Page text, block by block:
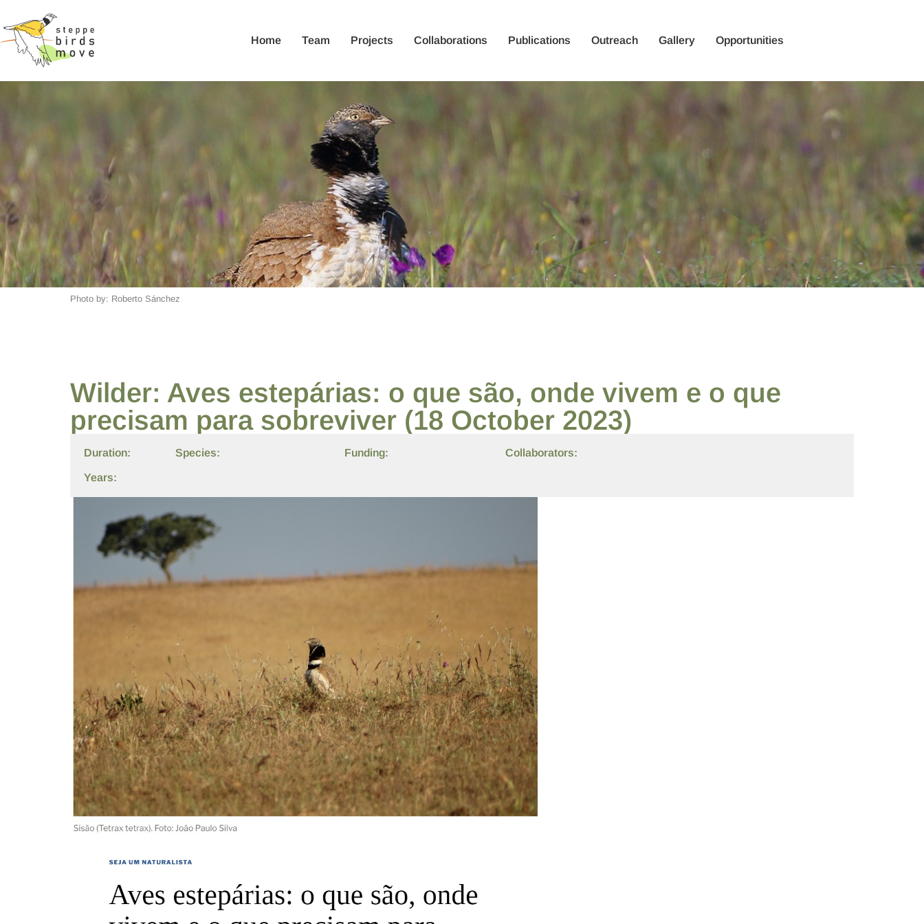
Home Team Projects Collaborations Publications Outreach Gallery Opportunities
Photo by: Roberto Sánchez
Wilder: Aves estepárias: o que são, onde vivem e o que
precisam para sobreviver (18 October 2023)
Duration:
Years:
Species: Funding: Collaborators: